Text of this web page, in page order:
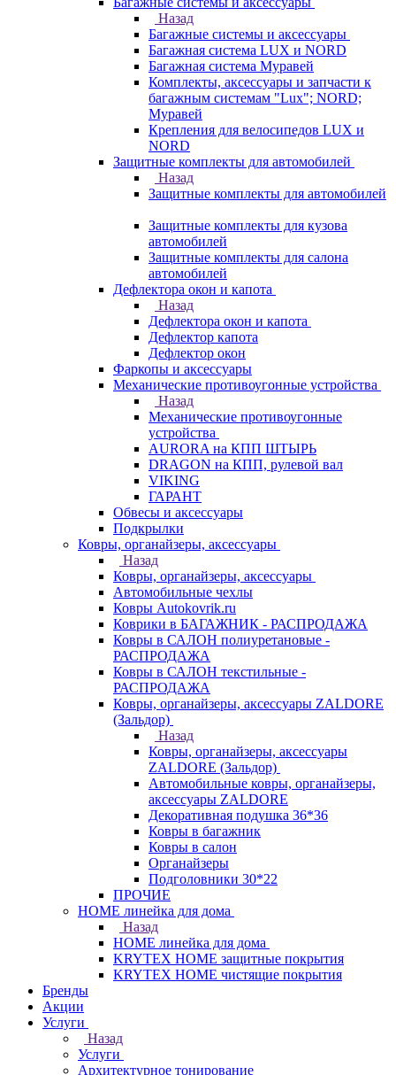
Назад
Багажные системы и аксессуары
Багажная система LUX и NORD
Багажная система Муравей
Комплекты, аксессуары и запчасти к
багажным системам "Lux"; NORD;
Муравей
Крепления для велосипедов LUX и
NORD
Защитные комплекты для автомобилей
Назад
Защитные комплекты для автомобилей
Защитные комплекты для кузова
автомобилей
Защитные комплекты для салона
автомобилей
Дефлектора окон и капота
Назад
Дефлектора окон и капота
Дефлектор капота
Дефлектор окон
Фаркопы и аксессуары
Механические противоугонные устройства
Назад
Механические противоугонные
устройства
AURORA на КПП ШТЫРЬ
DRAGON на КПП, рулевой вал
VIKING
ГАРАНТ
Обвесы и аксессуары
Подкрылки
Ковры, органайзеры, аксессуары
Назад
Ковры, органайзеры, аксессуары
Автомобильные чехлы
Ковры Autokovrik.ru
Коврики в БАГАЖНИК - РАСПРОДАЖА
Ковры в САЛОН полиуретановые -
РАСПРОДАЖА
Ковры в САЛОН текстильные -
РАСПРОДАЖА
Ковры, органайзеры, аксессуары ZALDORE
(Зальдор)
Назад
Ковры, органайзеры, аксессуары
ZALDORE (Зальдор)
Автомобильные ковры, органайзеры,
аксессуары ZALDORE
Декоративная подушка 36*36
Ковры в багажник
Ковры в салон
Органайзеры
Подголовники 30*22
ПРОЧИЕ
HOME линейка для дома
Назад
HOME линейка для дома
KRYTEX HOME защитные покрытия
KRYTEX HOME чистящие покрытия
Бренды
Акции
Услуги
Назад
Услуги
Архитектурное тонирование